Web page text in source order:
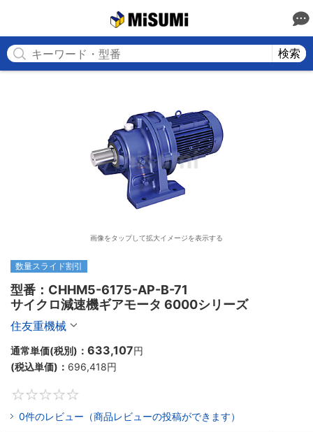
検索
画像をタップして拡大イメージを表示する
数量スライド割引
型番：CHHM5-6175-AP-B-71
サイクロ減速機ギアモータ 6000シリーズ
住友重機械
通常単価(税別)： 633,107円
(税込単価)： 696,418円
0件のレビュー（商品レビューの投稿ができます）